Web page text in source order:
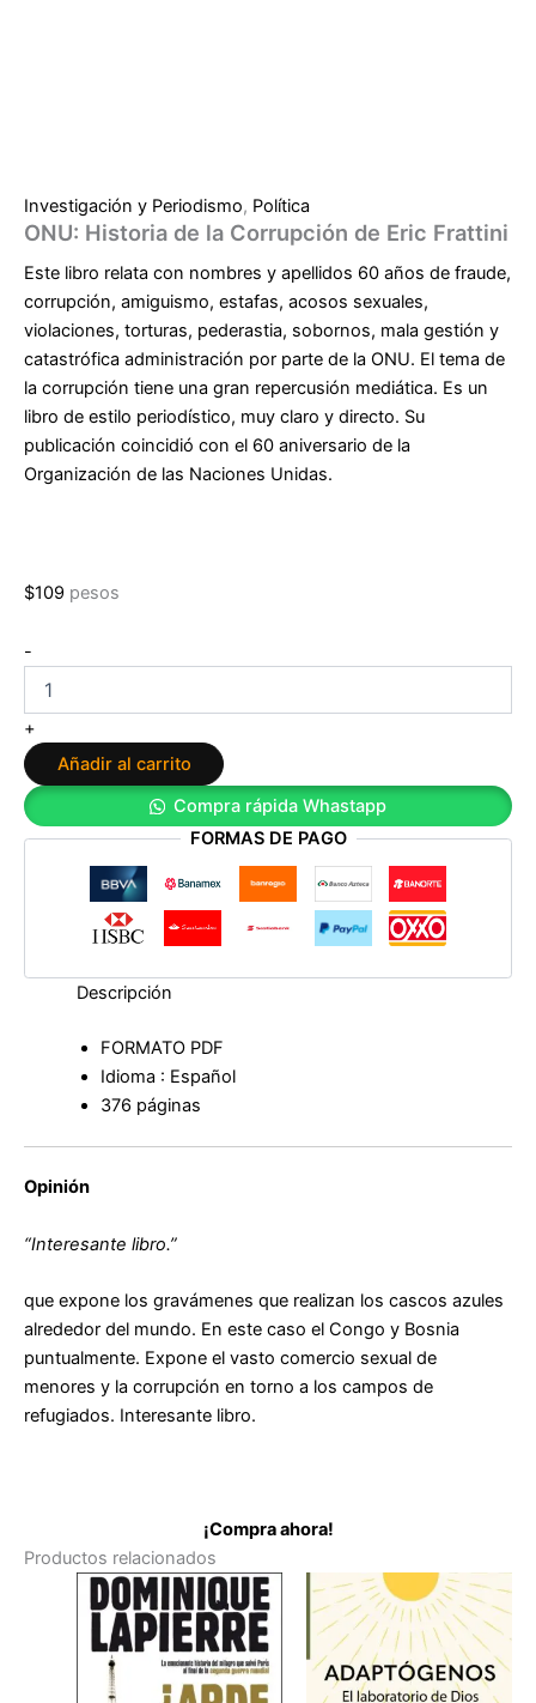
Investigación y Periodismo, Política
ONU: Historia de la Corrupción de Eric Frattini
Este libro relata con nombres y apellidos 60 años de fraude,
corrupción, amiguismo, estafas, acosos sexuales,
violaciones, torturas, pederastia, sobornos, mala gestión y
catastrófica administración por parte de la ONU. El tema de
la corrupción tiene una gran repercusión mediática. Es un
libro de estilo periodístico, muy claro y directo. Su
publicación coincidió con el 60 aniversario de la
Organización de las Naciones Unidas.
$109 pesos
-
Historia
de
la
Corrupción
Eric
cantidad
+
Añadir al carrito
Compra rápida Whastapp
FORMAS DE PAGO
Descripción
FORMATO PDF
Idioma : Español
376 páginas
Opinión
“Interesante libro.”
que expone los gravámenes que realizan los cascos azules
alrededor del mundo. En este caso el Congo y Bosnia
puntualmente. Expone el vasto comercio sexual de
menores y la corrupción en torno a los campos de
refugiados. Interesante libro.
¡Compra ahora!
Productos relacionados